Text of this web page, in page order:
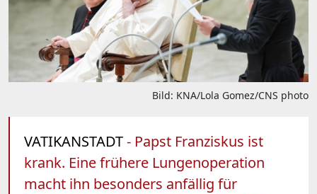
Bild: KNA/Lola Gomez/CNS photo
VATIKANSTADT- Papst Franziskus ist
krank. Eine frühere Lungenoperation
macht ihn besonders anfällig für